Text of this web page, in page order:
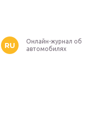
RU
Онлайн-журнал об
автомобилях